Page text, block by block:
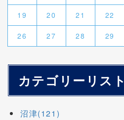
19 20 21 22
26 27 28 29
カテゴリーリスト
沼津(121)